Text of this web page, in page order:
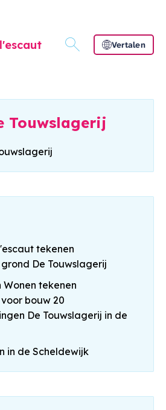
Vertalen
Touwslagerij
tekenen
De Touwslagerij
Wonen tekenen
bouw 20
De Touwslagerij in de
in de Scheldewijk